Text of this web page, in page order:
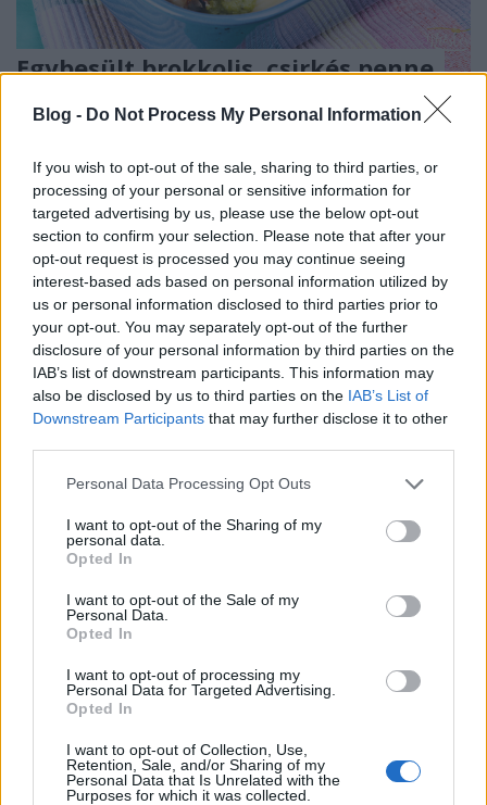
Blog - Do Not Process My Personal Information
If you wish to opt-out of the sale, sharing to third parties, or
processing of your personal or sensitive information for
targeted advertising by us, please use the below opt-out
section to confirm your selection. Please note that after your
opt-out request is processed you may continue seeing
interest-based ads based on personal information utilized by
us or personal information disclosed to third parties prior to
your opt-out. You may separately opt-out of the further
disclosure of your personal information by third parties on the
IAB’s list of downstream participants. This information may
also be disclosed by us to third parties on the IAB’s List of
Downstream Participants that may further disclose it to other
Please note that this website/app uses one or more Google
not limited to your visit or usage behaviour. You may click to
grant or deny consent to Google and its third-party tags to
use your data for below specified purposes in below Google
consent section.
Personal Data Processing Opt Outs
I want to opt-out of the Sharing of my
personal data.
Opted In
I want to opt-out of the Sale of my
Personal Data.
Opted In
I want to opt-out of processing my
Personal Data for Targeted Advertising.
Opted In
I want to opt-out of Collection, Use,
Retention, Sale, and/or Sharing of my
Personal Data that Is Unrelated with the
Purposes for which it was collected.
Egybesült brokkolis, csirkés penne
Nem volt kedvem ismét csirkét elővenni a
mélyhűtőből, de nem volt itthon más, csak a csirke
melle és combja. Vagyis úgy döntöttem, hogy én
akkor ...
Vajas kenyér extrákkal
Hó végén, amikor már tényleg az utolsókat rúgja a
összeüthető otthon: a vajas kenyér, ...